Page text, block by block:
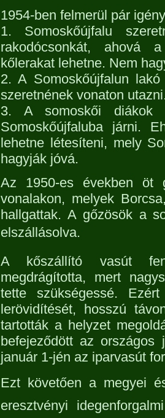
1954-ben felmerül pár
1. Somoskőújfalu
rakodócsonkát, ahová
kőlerakat lehetne. Nem
2. A Somoskőújfalun
szeretnének vonaton
3. A somoskői diákok
Somoskőújfaluba járni.
lehetne létesíteni, mely
hagyják jóvá.
Az 1950-es években öt
vonalakon, melyek
hallgattak. A gőzösök a
elszállásolva.
A kőszállító vasút
megdrágította, mert
tette szükségessé.
lerövidítését, hosszú
tartották a helyzet
befejeződött az országos
január 1-jén az iparvasút
Ezt követően a megyei
eresztvényi